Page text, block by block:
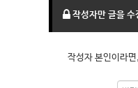
작성자만 글을
작성자 본인이라